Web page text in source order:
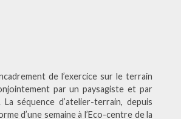
de l’exercice sur le terrain
par un paysagiste et par
séquence d’atelier-terrain, depuis
d’une semaine à l’Eco-centre de la